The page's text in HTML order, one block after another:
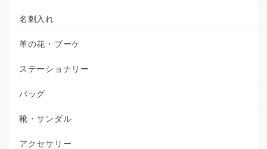
名刺入れ
革の花・ブーケ
ステーショナリー
バッグ
靴・サンダル
アクセサリー